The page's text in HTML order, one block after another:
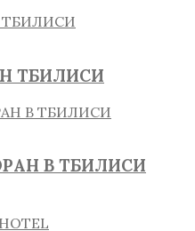
ТБИЛИСИ
В ТБИЛИСИ